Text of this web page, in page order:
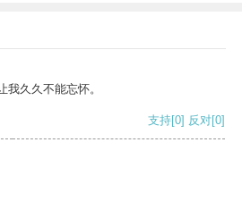
久久不能忘怀。
支持[0] 反对[0]